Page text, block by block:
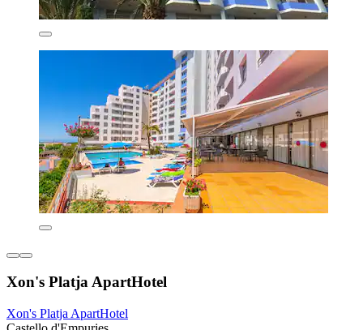
Xon's Platja ApartHotel
Xon's Platja ApartHotel